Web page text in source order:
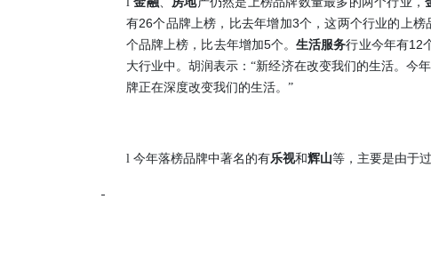
有26个品牌上榜，比去年增加3个，这两个行业的上榜
个品牌上榜，比去年增加5个。生活服务行业今年有12
大行业中。胡润表示：“新经济在改变我们的生活。今
牌正在深度改变我们的生活。”
l 今年落榜品牌中著名的有乐视和辉山等，主要是由于